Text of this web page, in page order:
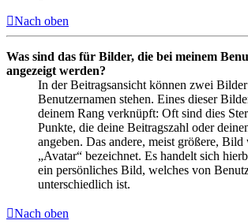
Nach oben
Was sind das für Bilder, die bei meinem
angezeigt werden?
In der Beitragsansicht können zwei
Benutzernamen stehen. Eines dieser
deinem Rang verknüpft: Oft sind dies
Punkte, die deine Beitragszahl oder
angeben. Das andere, meist größere,
„Avatar“ bezeichnet. Es handelt sich
ein persönliches Bild, welches von
unterschiedlich ist.
Nach oben